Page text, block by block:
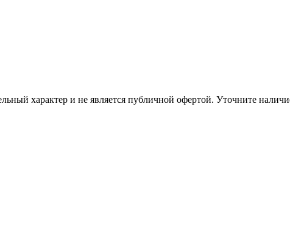
характер и не является публичной офертой. Уточните